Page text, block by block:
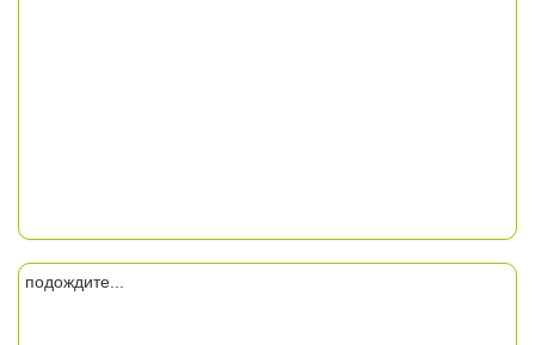
подождите...